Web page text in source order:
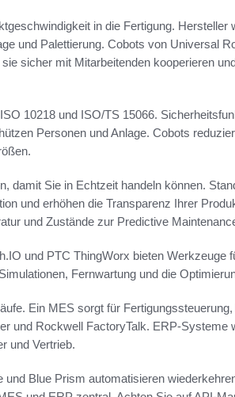
in die Fertigung. Hersteller
und Palettierung. Cobots von Universal
sicher mit Mitarbeitenden kooperieren
10218 und ISO/TS 15066.
Personen und Anlage. Cobots
damit Sie in Echtzeit handeln können.
und erhöhen die Transparenz Ihrer
und Zustände zur Predictive
und PTC ThingWorx bieten Werkzeuge
Fernwartung und die
Ein MES sorgt für
und Rockwell FactoryTalk. ERP-Systeme
und Vertrieb.
und Blue Prism automatisieren